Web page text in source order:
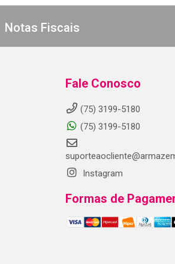
Notas Fiscais
Fale Conosco
(75) 3199-5180
(75) 3199-5180
Instagram
Formas de